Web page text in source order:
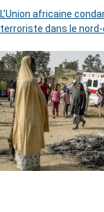
L’Union africaine
terroriste dans le